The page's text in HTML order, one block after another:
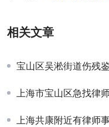
相关文章
宝山区吴淞街道伤残
上海市宝山区急找律
上海共康附近有律师